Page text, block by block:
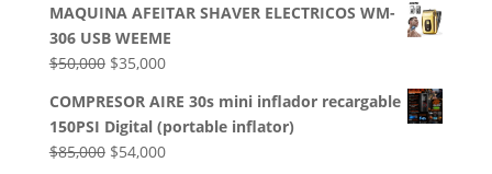
original
era:
$32,500.
actual
es:
$28,000.
MAQUINA AFEITAR SHAVER ELECTRICOS WM-
306 USB WEEME
$50,000 El
original
era:
$50,000.
$35,000El
actual
es:
$35,000.
COMPRESOR AIRE 30s mini inflador recargable
150PSI Digital (portable inflator)
$85,000 El
$54,000El